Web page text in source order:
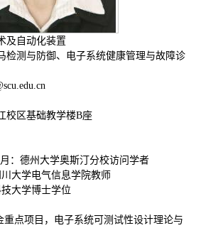
及自动化装置
检测与防御、电子系统健康管理与故障诊
校区基础教学楼B座
月：德州大学奥斯汀分校访问学者
大学电气信息学院教师
大学博士学位
重点项目，电子系统可测试性设计理论与